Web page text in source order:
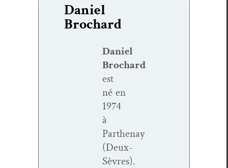
Daniel
Brochard
Daniel
Brochard
est
né en
1974
à
Parthenay
(Deux-
Sèvres).